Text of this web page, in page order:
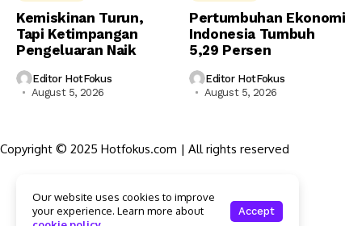
Kemiskinan Turun,
Tapi Ketimpangan
Pengeluaran Naik
Editor HotFokus
August 5, 2026
Pertumbuhan Ekonomi
Indonesia Tumbuh
5,29 Persen
Editor HotFokus
August 5, 2026
Copyright © 2025 Hotfokus.com | All rights reserved
Struktur Organisasi
Kode Etik Jurnalistik
Our website uses cookies to improve
your experience. Learn more about
Accept